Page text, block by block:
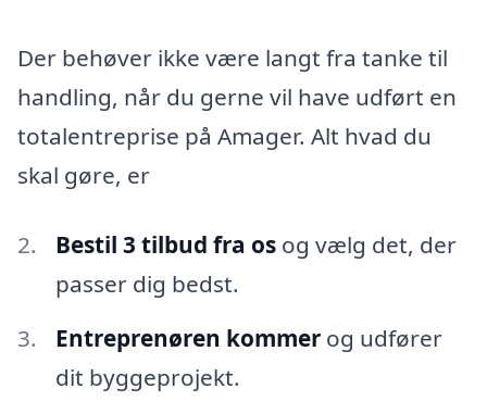
Der behøver ikke være langt fra tanke til
handling, når du gerne vil have udført en
totalentreprise på Amager. Alt hvad du
skal gøre, er
Bestil 3 tilbud fra osog vælg det, der
passer dig bedst.
Entreprenøren kommerog udfører
dit byggeprojekt.